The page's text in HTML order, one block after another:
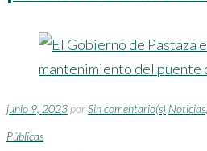
junio 9, 2023porSin comentario(s) Noticias,
Públicas